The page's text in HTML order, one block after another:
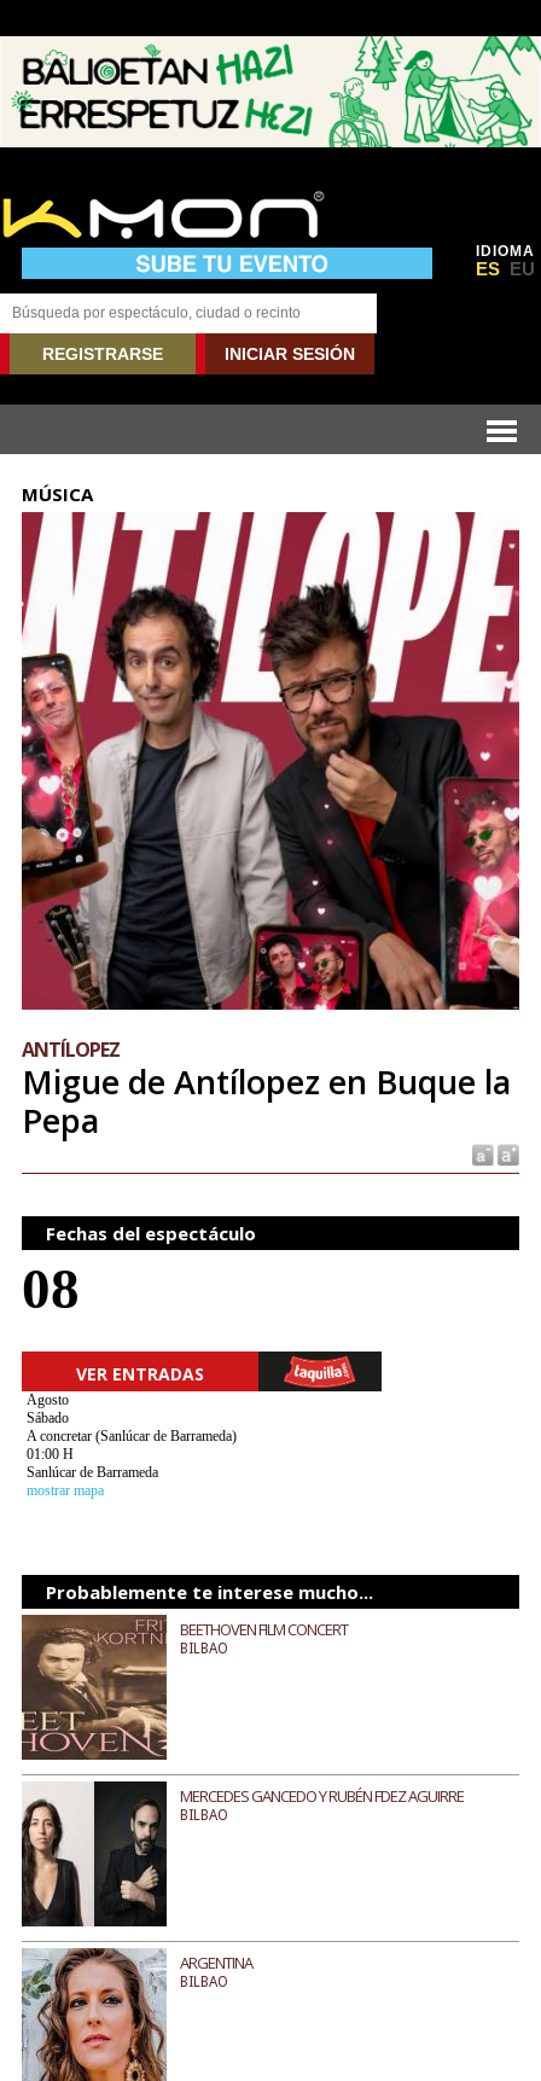
IDIOMA
ES EU
REGISTRARSE INICIAR SESIÓN
MÚSICA
ANTÍLOPEZ
Migue de Antílopez en Buque la
Pepa
Fechas del espectáculo
08
VER ENTRADAS
Agosto
Sábado
A concretar (Sanlúcar de Barrameda)
01:00 H
Sanlúcar de Barrameda
mostrar mapa
Probablemente te interese mucho...
BEETHOVEN FILM CONCERT
BILBAO
MERCEDES GANCEDO Y RUBÉN FDEZ AGUIRRE
BILBAO
ARGENTINA
BILBAO